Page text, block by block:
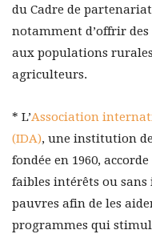
du Cadre de
notamment d’offrir
aux populations
agriculteurs.
* L’Association
(IDA), une institution
fondée en 1960,
faibles intérêts ou sans
pauvres afin de les
programmes qui